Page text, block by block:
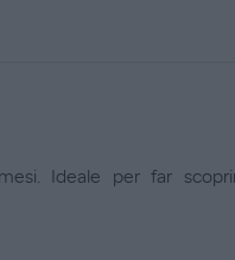
Ideale per far